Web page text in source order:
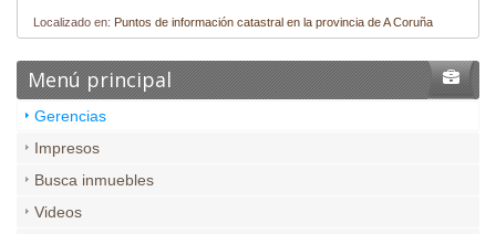
Localizado en: Puntos de información catastral en la provincia de A Coruña
Menú principal
Gerencias
Impresos
Busca inmuebles
Videos